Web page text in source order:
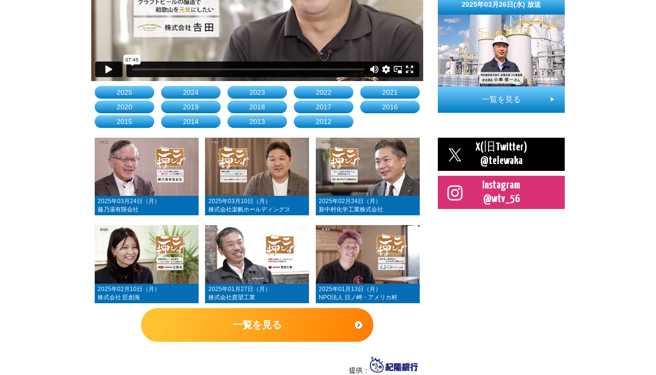
2025 2024 2023 2022
2021
2020
2019 2018 2017
2016
2015
2014 2013 2012
2025年03月24日（月）
藤乃湯有限会社
2025年03月10日（月）
株式会社楽帆ホールディングス
2025年02月24日（月）
新中村化学工業株式会社
2025年02月10日（月）
株式会社 匠創海
2025年01月27日（月）
株式会社貴望工業
2025年01月13日（月）
NPO法人 日ノ岬・アメリカ村
一覧を見る
提供：
2025年03月26日(水)放送
一覧を見る
X(旧Twitter)
@telewaka
Instagram
@wtv_56